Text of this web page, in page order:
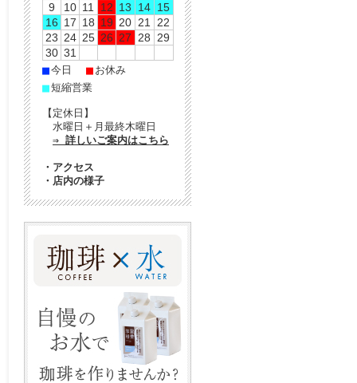
9
10 11 12 13 14 15
16 17 18 19 20 21
22
23 24 25 26 27 28
29
30 31
■今日 ■ お休み
■短縮営業
【定休日】
水曜日＋月最終木曜日
⇒ 詳しいご案内はこちら
・ アクセス
・ 店内の様子